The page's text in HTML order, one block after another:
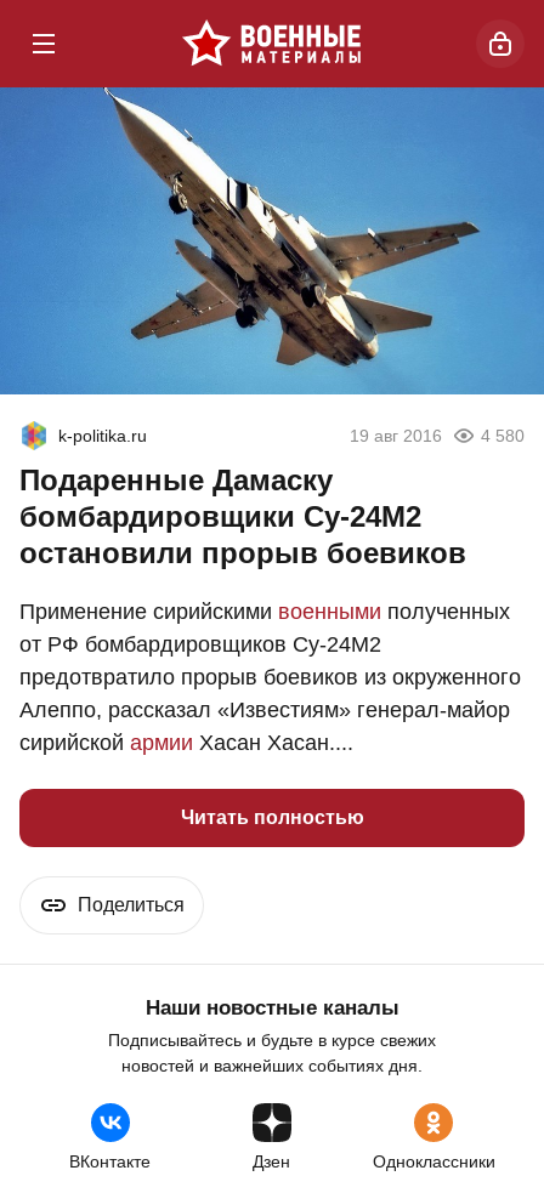
k-politika.ru 19 авг 2016 4 580
Подаренные Дамаску
бомбардировщики Су-24М2
остановили прорыв боевиков
Применение сирийскими военными полученных
от РФ бомбардировщиков Су-24М2
предотвратило прорыв боевиков из окруженного
Алеппо, рассказал «Известиям» генерал-майор
сирийской армии Хасан Хасан....
Читать полностью
Поделиться
Наши новостные каналы
Подписывайтесь и будьте в курсе свежих
новостей и важнейших событиях дня.
ВКонтакте Дзен Одноклассники